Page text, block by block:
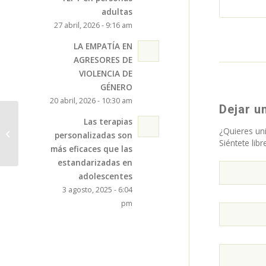
Dejar
¿Quieres
Siéntete
adultas
27 abril, 2026 - 9:16 am
LA EMPATÍA EN
AGRESORES DE
VIOLENCIA DE
GÉNERO
20 abril, 2026 - 10:30 am
Las terapias
personalizadas son
más eficaces que las
estandarizadas en
adolescentes
3 agosto, 2025 - 6:04
pm
Una navarra víctima de violencia
machista a los 14: «Mi ex me trataba